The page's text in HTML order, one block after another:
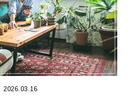
2026.03.16